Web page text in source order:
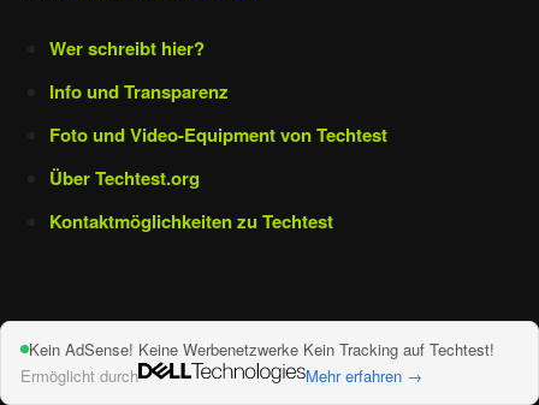
Wer schreibt hier?
Info und Transparenz
Foto und Video-Equipment von Techtest
Über Techtest.org
Kontaktmöglichkeiten zu Techtest
Impressum und Datenschutz
Kein AdSense! Keine Werbenetzwerke Kein Tracking auf Techtest!
Ermöglicht durch
Mehr erfahren →